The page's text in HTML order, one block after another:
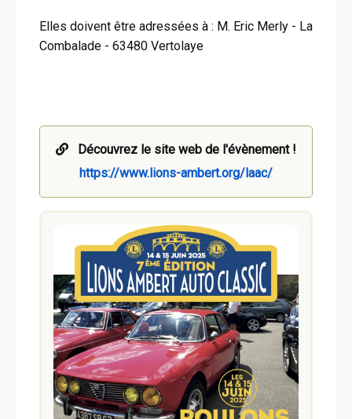
Elles doivent être adressées à : M. Eric Merly - La
Combalade - 63480 Vertolaye
Découvrez le site web de l'évènement !
https://www.lions-ambert.org/laac/